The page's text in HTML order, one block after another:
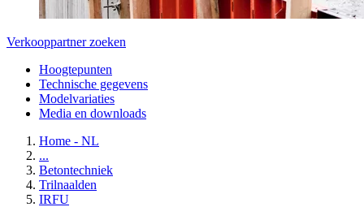
Verkooppartner zoeken
Hoogtepunten
Technische gegevens
Modelvariaties
Media en downloads
Home - NL
...
Betontechniek
Trilnaalden
IRFU